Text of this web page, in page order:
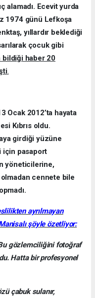
alamadı. Ecevit yurda
1974 günü Lefkoşa
yıllardır beklediği
çocuk gibi
bildiği haber 20
.
Ocak 2012’ta hayata
Kıbrıs oldu.
girdiği yüzüne
için pasaport
yöneticilerine,
cennete bile
ayrılmayan
şöyle özetliyor:
gözlemciliğini fotoğraf
Hatta bir profesyonel
çabuk sulanır,